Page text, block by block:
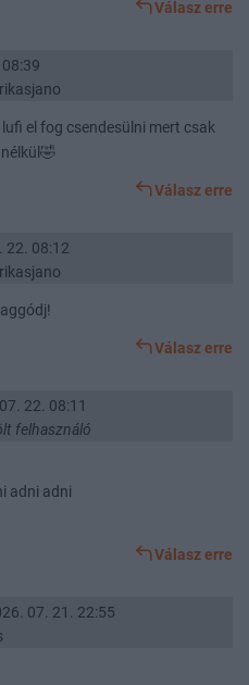
Válasz erre
el fog csendesülni mert csak
Válasz erre
22. 08:12
Válasz erre
22. 08:11
felhasználó
adni adni
Válasz erre
07. 21. 22:55